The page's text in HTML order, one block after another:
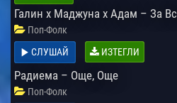
Галин х Маджуна х Адам – За
Поп-Фолк
СЛУШАЙ
ИЗТЕГЛИ
Радиема – Още, Още
Поп-Фолк